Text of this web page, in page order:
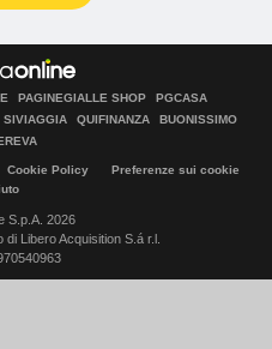
PAGINEGIALLE SHOP
PGCASA
SIVIAGGIA QUIFINANZA
BUONISSIMO
Cookie Policy
Preferenze sui cookie
S.p.A. 2026
Libero Acquisition S.á r.l.